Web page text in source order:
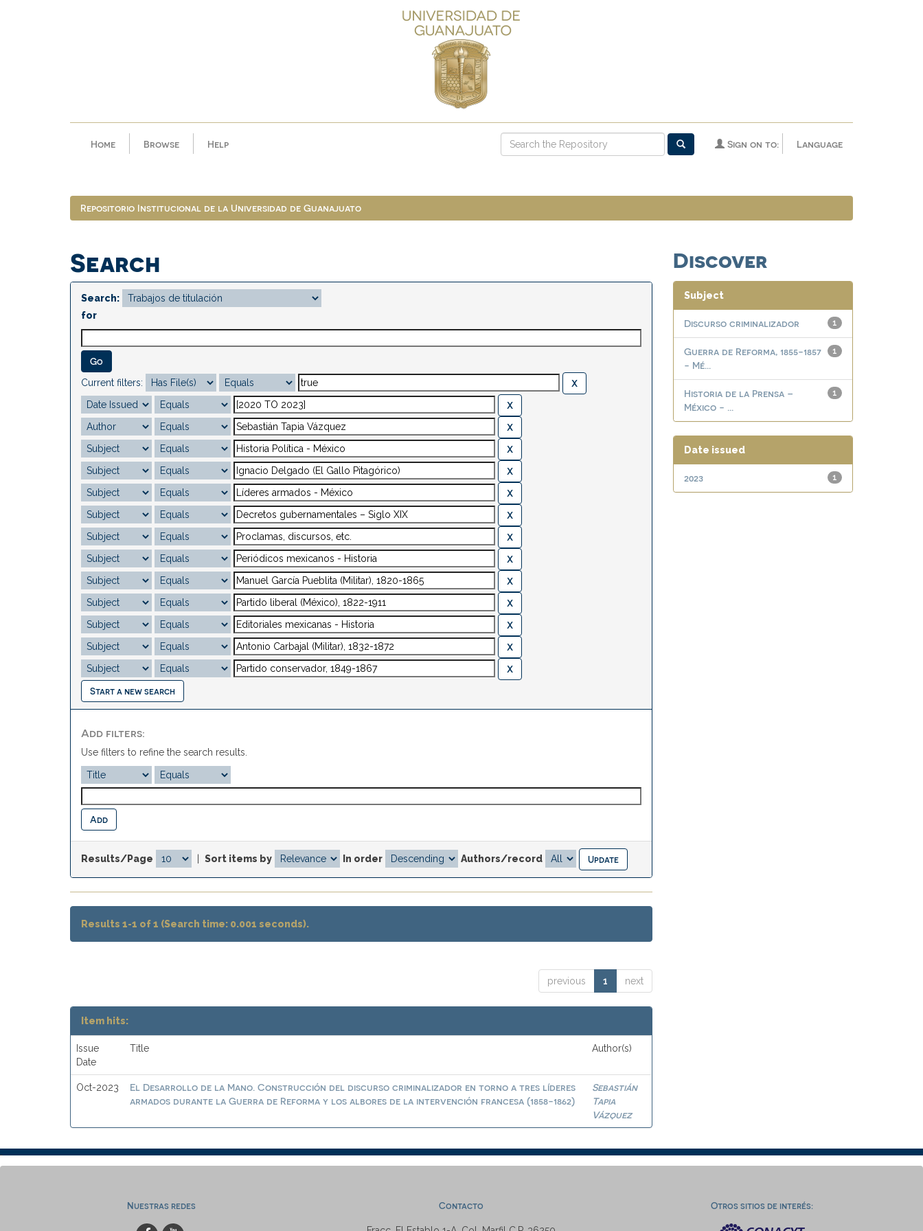
Home Browse Help Language
Sign on to:
Repositorio Institucional de la Universidad de Guanajuato
Search
Search:
for
Current filters:
Start a new search
Add filters:
Use filters to refine the search results.
Results/Page Sort items by In order Authors/record
Results 1-1 of 1 (Search time: 0.001 seconds).
previous 1 next
Item hits:
Issue
Date
Title Author(s)
Oct-2023
El Desarrollo de la Mano. Construcción del discurso criminalizador en torno a tres líderes
armados durante la Guerra de Reforma y los albores de la intervención francesa (1858-1862)
Sebastián
Tapia
Vázquez
Discover
Subject
1
Discurso criminalizador
1
Guerra de Reforma, 1855-1857
- Mé...
1
Historia de la Prensa –
México - ...
Date issued
1
2023
Nuestras redes Contacto Otros sitios de interés: